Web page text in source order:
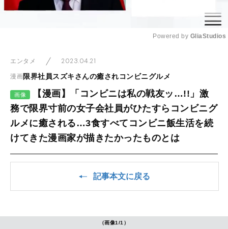
Powered by GliaStudios
エンタメ 2023.04.21
漫画限界社員スズキさんの癒されコンビニグルメ
画像
【漫画】「コンビニは私の戦友ッ…!!」激
務で限界寸前の女子会社員がひたすらコンビニグ
ルメに癒される…3食すべてコンビニ飯生活を続
けてきた漫画家が描きたかったものとは
記事本文に戻る
（画像1/1）